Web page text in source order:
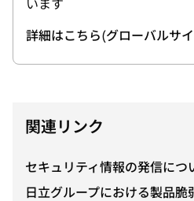
います
詳細はこちら(グローバルサ
新
し
ブ
で
く
関連リンク
セキュリティ情報の発信につ
日立グループにおける製品脆